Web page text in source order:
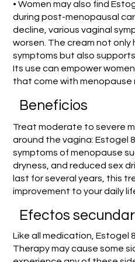
• Women may also find
during post-menopausal
decline, various vaginal
worsen. The cream not only
symptoms but also
Its use can empower
that come with menopause
Beneficios
Treat moderate to severe
around the vagina: Estogel
symptoms of menopause
dryness, and reduced sex
last for several years, this
improvement to your daily
Efectos
Like all medication, Estogel
Therapy may cause some